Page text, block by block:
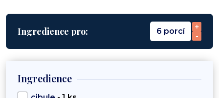
Ingredience pro: 6 porcí
+
-
Ingredience